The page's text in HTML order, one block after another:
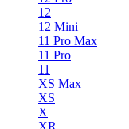
12
12 Mini
11 Pro Max
11 Pro
11
XS Max
XS
X
XR